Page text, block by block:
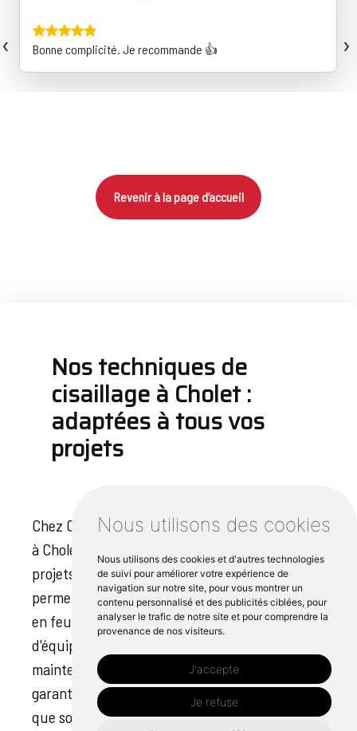
Nous utilisons des cookies
Nous utilisons des cookies et d'autres technologies
de suivi pour améliorer votre expérience de
navigation sur notre site, pour vous montrer un
contenu personnalisé et des publicités ciblées, pour
analyser le trafic de notre site et pour comprendre la
provenance de nos visiteurs.
J'accepte
Je refuse
Bonne complicité. Je recommande 👍
‹ ›
Revenir à la page d’accueil
Nos techniques de
cisaillage à Cholet :
adaptées à tous vos
projets
Chez Cipli Atlantic, nos techniques de cisaillage
à Cholet sont adaptées à tous les types de
projets. Notre atelier est équipé de machines
permettant une découpe précise des matériaux
en feuilles. Notre gamme d'outils et
d'équipements est efficace pour la
maintenance, la réparation ou le travail sur site,
garantissant ainsi des opérations efficaces. Quel
que soit le matériau choisi, qu'il s'agisse d'acier,